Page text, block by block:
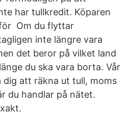
har tullkredit. Köparen
Om du flyttar
inte längre vara
det beror på vilket land
du ska vara borta. Vår
dig att räkna ut tull, moms
du handlar på nätet.